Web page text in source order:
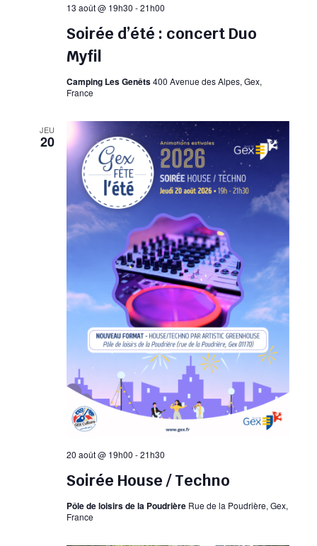
Soirée d’été : concert Duo
Myfil
13 août @ 19h30 -21h00
Camping Les Genêts400 Avenue des Alpes, Gex,
France
JEU
20
Soirée House / Techno
20 août @ 19h00 -21h30
Pôle de loisirs de la Poudrière Rue de la Poudrière, Gex,
France